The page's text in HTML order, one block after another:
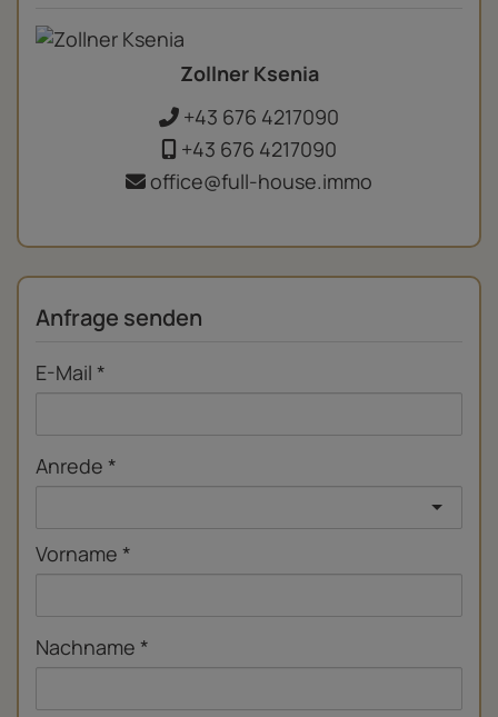
Zollner Ksenia
+43 676 4217090
+43 676 4217090
office@full-house.immo
Anfrage senden
E-Mail
Anrede
Vorname
Nachname